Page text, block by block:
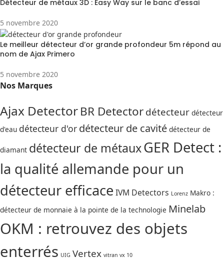
Détecteur de métaux 3D : Easy Way sur le banc d’essai
5 novembre 2020
Le meilleur détecteur d’or grande profondeur 5m répond au
nom de Ajax Primero
5 novembre 2020
Nos Marques
Ajax DetectorBR Detectordétecteur détecteur
d'eau détecteur d'or détecteur de cavité détecteur de
diamant détecteur de métauxGER Detect :
la qualité allemande pour un
détecteur efficace IVM Detectors Lorenz Makro :
détecteur de monnaie à la pointe de la technologie Minelab
OKM : retrouvez des objets
enterrés UIG Vertex vitran vx 10